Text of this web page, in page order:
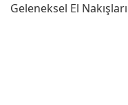
Geleneksel El Nakışları